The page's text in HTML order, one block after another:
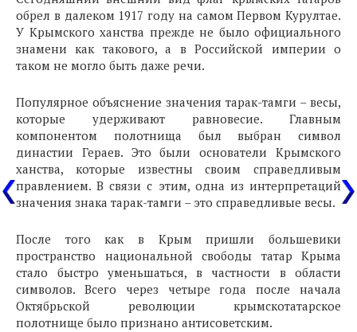
обрел в далеком 1917 году на самом Первом Курултае.
У Крымского ханства прежде не было официального
знамени как такового, а в Российской империи о
таком не могло быть даже речи.
Популярное объяснение значения тарак-тамги – весы,
которые удерживают равновесие. Главным
компонентом полотнища был выбран символ
династии Гераев. Это были основатели Крымского
ханства, которые известны своим справедливым
правлением. В связи с этим, одна из интерпретаций
значения знака тарак-тамги – это справедливые весы.
После того как в Крым пришли большевики
пространство национальной свободы татар Крыма
стало быстро уменьшаться, в частности в области
символов. Всего через четыре года после начала
Октябрьской революции крымскотатарское
полотнище было признано антисоветским.